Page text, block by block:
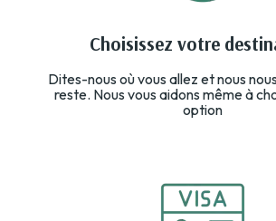
Choisissez votre
Dites-nous où vous allez et nous
reste. Nous vous aidons même à
option